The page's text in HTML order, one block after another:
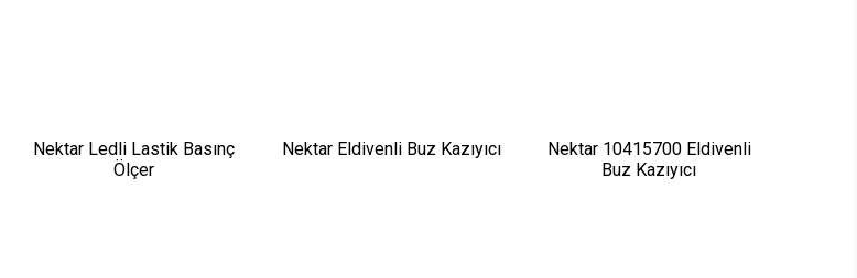
Nektar Ledli Lastik Basınç
Ölçer
Nektar Eldivenli Buz Kazıyıcı
Nektar 10415700 Eldivenli
Buz Kazıyıcı